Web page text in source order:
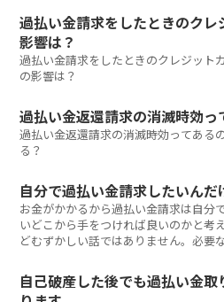
過払い金請求をしたときのク
影響は？
過払い金請求をしたときのクレジット
の影響は？
過払い金返還請求の消滅時効っ
過払い金返還請求の消滅時効ってある
る？
自分で過払い金請求したいんだ
お金がかかるから過払い金請求は自分
いどこから手をつければ良いのかと考
どむずかしい話ではありません。必要
自己破産した後でも過払い金